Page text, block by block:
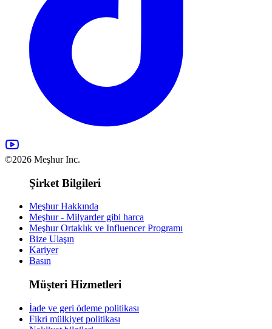
©2026 Meşhur Inc.
Şirket Bilgileri
Meşhur Hakkında
Meşhur - Milyarder gibi harca
Meşhur Ortaklık ve Influencer Programı
Bize Ulaşın
Kariyer
Basın
Müşteri Hizmetleri
İade ve geri ödeme politikası
Fikri mülkiyet politikası